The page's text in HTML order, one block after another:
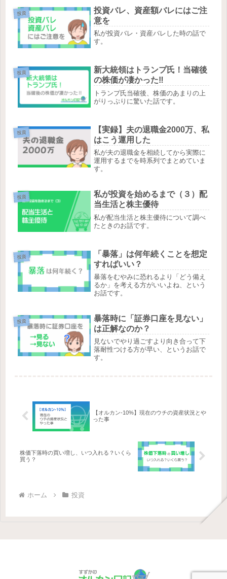
投資
投資バレ、資産額バレにはご注
意を
私が投資バレ・資産バレした時の話で
す。
投資
新大統領はトランプ氏！当確後
の株価が凄かった‼
トランプ氏当確後、株価のあまりの上
がりっぷりに驚いた話です。
投資
【実録】夫の退職金2000万、私
はこう運用した
私が夫の退職金を相続してから実際に
運用するまでを時系列でまとめていま
す。
投資
私が投資を始めるまで（３）配
当生活と株主優待
私が配当生活と株主優待について調べ
たときのお話です。
投資
「暴落」は何年続くことを想定
すればいい？
暴落をむやみに恐れるより「どう備え
るか」を考える方がいいよね、という
お話です。
投資
暴落時に「証券口座を見ない」
は正解なのか？
見ないでやり過ごすより向き合って下
落耐性つける方が早い、というお話で
す。
【オルカン-10%】現在のウチの資産状況とや
った事
株価下落時の買い増し、いつ入れる？いくら
買う？
ホーム 投資